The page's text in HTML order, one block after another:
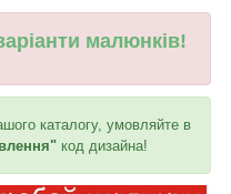
малюнків!
каталогу, умовляйте в
код дизайна!